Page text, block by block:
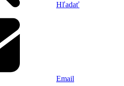
Hľadať
Email